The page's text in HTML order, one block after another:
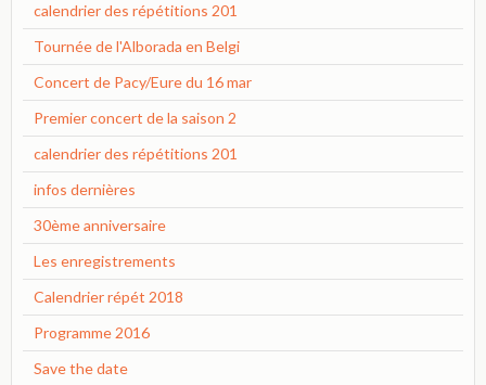
calendrier des répétitions 201
Tournée de l'Alborada en Belgi
Concert de Pacy/Eure du 16 mar
Premier concert de la saison 2
calendrier des répétitions 201
infos dernières
30ème anniversaire
Les enregistrements
Calendrier répét 2018
Programme 2016
Save the date